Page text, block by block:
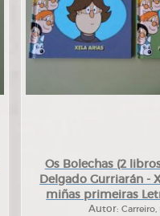
Os Bolechas (2
Delgado Gurriarán -
miñas primeiras
Autor: Carreiro,